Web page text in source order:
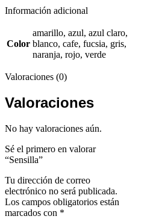
Información adicional
Color
amarillo, azul, azul claro,
blanco, cafe, fucsia, gris,
naranja, rojo, verde
Valoraciones (0)
Valoraciones
No hay valoraciones aún.
Sé el primero en valorar
“Sensilla”
Tu dirección de correo
electrónico no será publicada.
Los campos obligatorios están
marcados con *